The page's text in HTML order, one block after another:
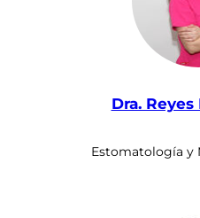
Dra. Reyes
Estomatología y